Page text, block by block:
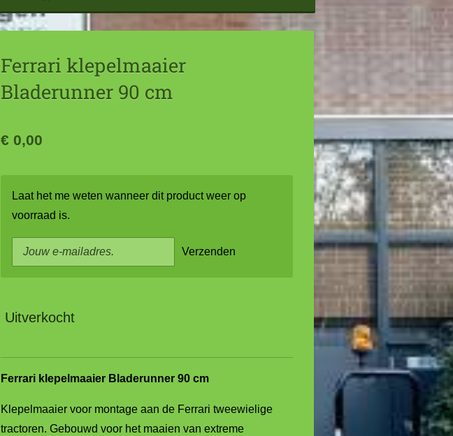
Ferrari klepelmaaier
Bladerunner 90 cm
€ 0,00
Laat het me weten wanneer dit product weer op
voorraad is.
Verzenden
Uitverkocht
Ferrari klepelmaaier Bladerunner 90 cm
Klepelmaaier voor montage aan de Ferrari tweewielige
tractoren. Gebouwd voor het maaien van extreme